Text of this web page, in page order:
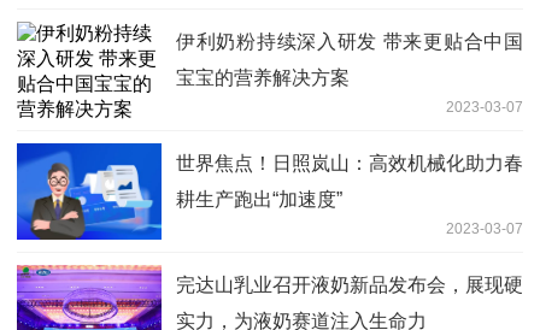
伊利奶粉持续深入研发 带来更贴合中国
宝宝的营养解决方案
2023-03-07
世界焦点！日照岚山：高效机械化助力春
耕生产跑出“加速度”
2023-03-07
完达山乳业召开液奶新品发布会，展现硬
实力，为液奶赛道注入生命力